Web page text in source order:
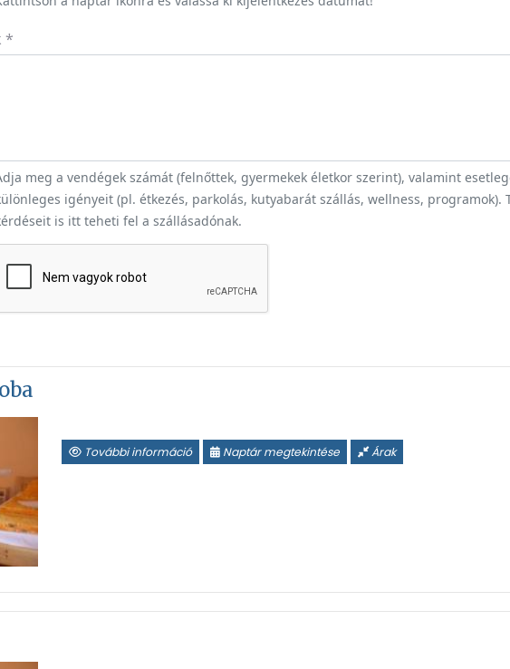
*
meg a vendégek számát (felnőttek, gyermekek életkor szerint), valamint
igényeit (pl. étkezés, parkolás, kutyabarát szállás, wellness, programok).
is itt teheti fel a szállásadónak.
További információ Naptár megtekintése Árak